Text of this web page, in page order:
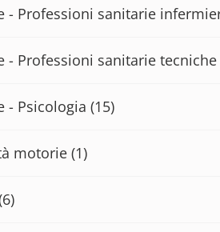
- Professioni sanitarie
- Professioni sanitarie tecniche
- Psicologia (15)
motorie (1)